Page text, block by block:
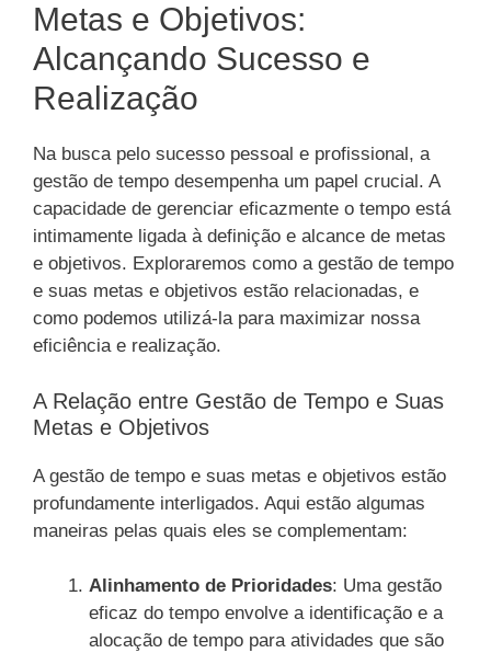
Metas e Objetivos:
Alcançando Sucesso e
Realização
Na busca pelo sucesso pessoal e profissional, a
gestão de tempo desempenha um papel crucial. A
capacidade de gerenciar eficazmente o tempo está
intimamente ligada à definição e alcance de metas
e objetivos. Exploraremos como a gestão de tempo
e suas metas e objetivos estão relacionadas, e
como podemos utilizá-la para maximizar nossa
eficiência e realização.
A Relação entre Gestão de Tempo e Suas
Metas e Objetivos
A gestão de tempo e suas metas e objetivos estão
profundamente interligados. Aqui estão algumas
maneiras pelas quais eles se complementam:
Alinhamento de Prioridades: Uma gestão
eficaz do tempo envolve a identificação e a
alocação de tempo para atividades que são